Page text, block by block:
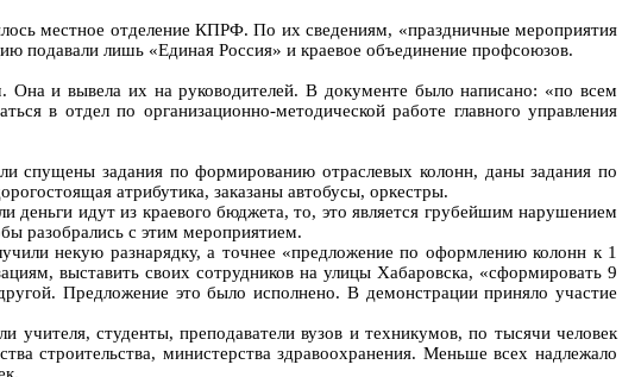
местное отделение КПРФ. По их сведениям, «праздничные мероприятия
подавали лишь «Единая Россия» и краевое объединение профсоюзов.
и вывела их на руководителей. В документе было написано: «по всем
в отдел по организационно-методической работе главного управления
спущены задания по формированию отраслевых колонн, даны задания по
атрибутика, заказаны автобусы, оркестры.
деньги идут из краевого бюджета, то, это является грубейшим нарушением
разобрались с этим мероприятием.
некую разнарядку, а точнее «предложение по оформлению колонн к 1
выставить своих сотрудников на улицы Хабаровска, «сформировать 9
Предложение это было исполнено. В демонстрации приняло участие
студенты, преподаватели вузов и техникумов, по тысячи человек
строительства, министерства здравоохранения. Меньше всех надлежало